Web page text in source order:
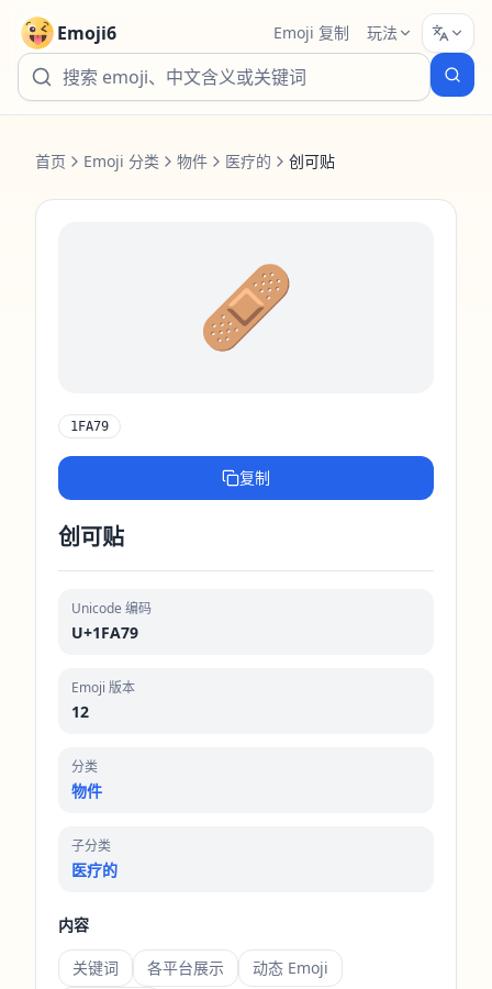
Emoji6 Emoji 复制 玩法
首页 Emoji 分类 物件 医疗的 创可贴
🩹
1FA79
复制
创可贴
Unicode 编码
U+1FA79
Emoji 版本
12
分类
物件
子分类
医疗的
内容
关键词 各平台展示
动态 Emoji